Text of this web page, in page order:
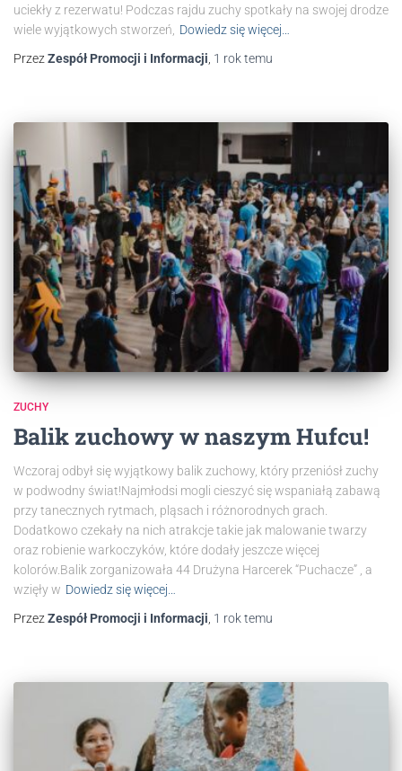
uciekły z rezerwatu! Podczas rajdu zuchy spotkały na swojej drodze
wiele wyjątkowych stworzeń,
Dowiedz się więcej…
Przez Zespół Promocji i Informacji 1 roktemu
ZUCHY
Balik zuchowy w naszym Hufcu!
Wczoraj odbył się wyjątkowy balik zuchowy, który przeniósł zuchy
w podwodny świat!Najmłodsi mogli cieszyć się wspaniałą zabawą
przy tanecznych rytmach, pląsach i różnorodnych grach.
Dodatkowo czekały na nich atrakcje takie jak malowanie twarzy
oraz robienie warkoczyków, które dodały jeszcze więcej
kolorów.Balik zorganizowała 44 Drużyna Harcerek “Puchacze” , a
wzięły w Dowiedz się więcej…
PrzezZespół Promocji i Informacji, 1 roktemu